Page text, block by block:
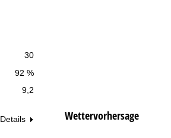
30
92 %
9,2
Details Wettervorhersage